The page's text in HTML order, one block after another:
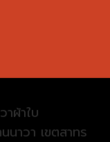
ผ้าใบ
าวา เขตสาทร